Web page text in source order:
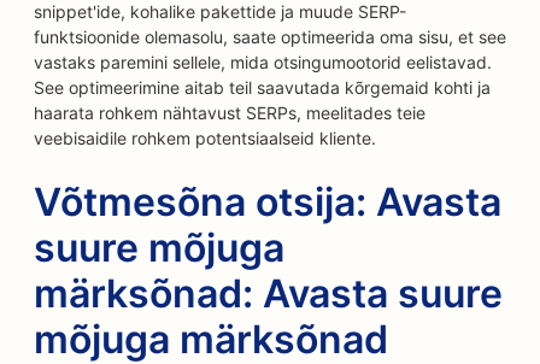
snippet'ide, kohalike pakettide ja muude SERP-
funktsioonide olemasolu, saate optimeerida oma sisu, et see
vastaks paremini sellele, mida otsingumootorid eelistavad.
See optimeerimine aitab teil saavutada kõrgemaid kohti ja
haarata rohkem nähtavust SERPs, meelitades teie
veebisaidile rohkem potentsiaalseid kliente.
Võtmesõna otsija: Avasta
suure mõjuga
märksõnad: Avasta suure
mõjuga märksõnad